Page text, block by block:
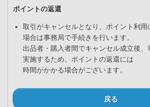
ポイントの返還
取引がキャンセルとなり、ポイント利用
場合は事務局で手続きを行います。
出品者・購入者間でキャンセル成立後、
実施するため、ポイントの返還には
時間がかかる場合がございます。
戻る